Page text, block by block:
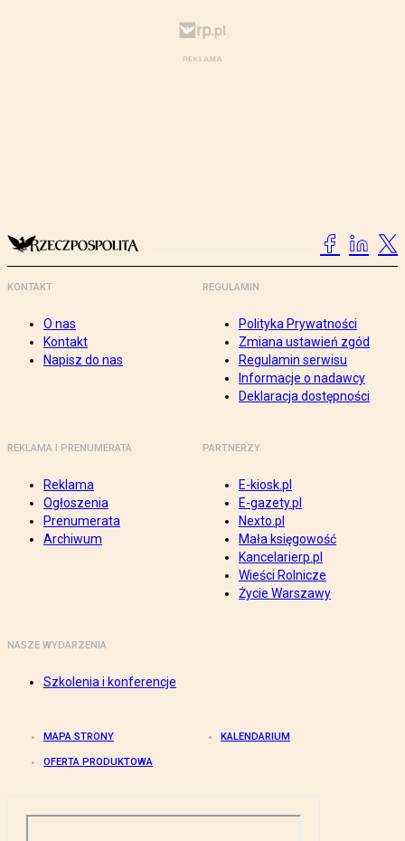
KONTAKT
O nas
Kontakt
Napisz do nas
REGULAMIN
Polityka Prywatności
Zmiana ustawień zgód
Regulamin serwisu
Informacje o nadawcy
Deklaracja dostępności
REKLAMA I PRENUMERATA
Reklama
Ogłoszenia
Prenumerata
Archiwum
PARTNERZY
E-kiosk.pl
E-gazety.pl
Nexto.pl
Mała księgowość
Kancelarierp.pl
Wieści Rolnicze
Życie Warszawy
NASZE WYDARZENIA
Szkolenia i konferencje
MAPA STRONY KALENDARIUM
OFERTA PRODUKTOWA